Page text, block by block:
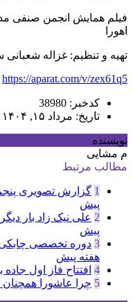
فیلم همایش انجمن صنفی
اهورا
تهیه و تنظیم: غزاله
https://aparat.com/v/zex61q5
کدخبر: 38980
تاریخ: مرداد ۱۵, ۱۴۰۴
نویسنده
م مشایی
مطالب مرتبط
1 گزارش تصویری
پیش
2 علی نیک زاد بار
پیش
3 دوره تخصصی چابکی
هفته پیش
4 افتتاح فاز اول جاده
5 چرا عاشورا همچنان